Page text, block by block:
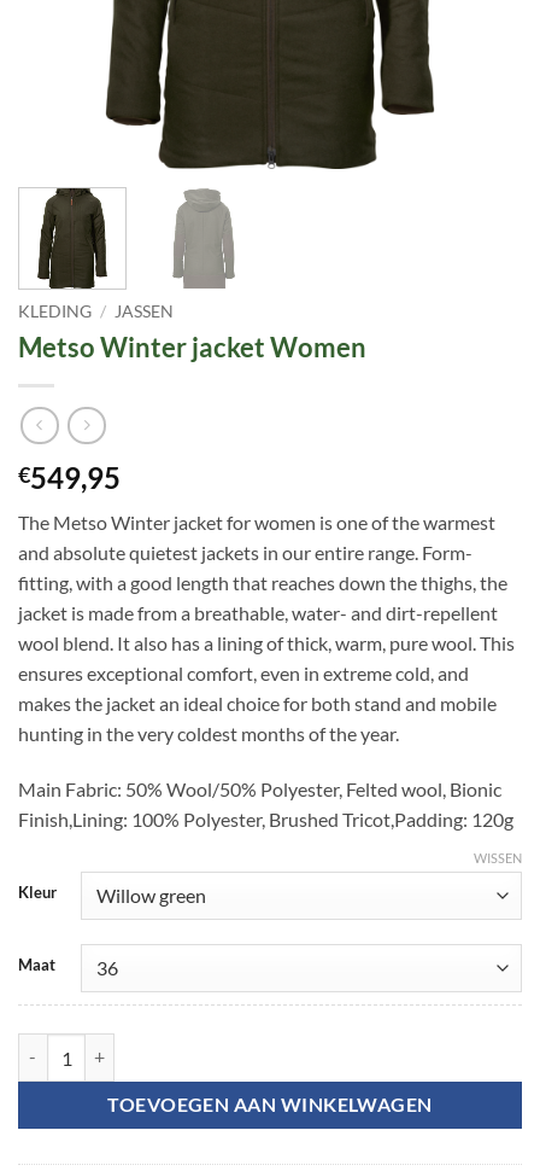
KLEDING / JASSEN
Metso Winter jacket Women
€549,95
The Metso Winter jacket for women is one of the warmest
and absolute quietest jackets in our entire range. Form-
fitting, with a good length that reaches down the thighs, the
jacket is made from a breathable, water- and dirt-repellent
wool blend. It also has a lining of thick, warm, pure wool. This
ensures exceptional comfort, even in extreme cold, and
makes the jacket an ideal choice for both stand and mobile
hunting in the very coldest months of the year.
Main Fabric: 50% Wool/50% Polyester, Felted wool, Bionic
Finish,Lining: 100% Polyester, Brushed Tricot,Padding: 120g
Kleur
Maat
WISSEN
TOEVOEGEN AAN WINKELWAGEN